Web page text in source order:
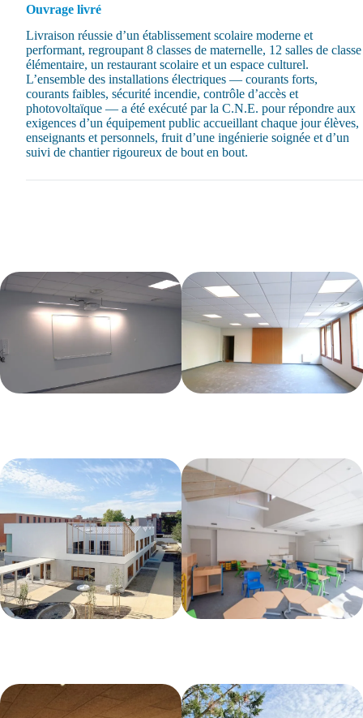
Ouvrage livré
Livraison réussie d’un établissement scolaire moderne et
performant, regroupant 8 classes de maternelle, 12 salles de classe
élémentaire, un restaurant scolaire et un espace culturel.
L’ensemble des installations électriques — courants forts,
courants faibles, sécurité incendie, contrôle d’accès et
photovoltaïque — a été exécuté par la C.N.E. pour répondre aux
exigences d’un équipement public accueillant chaque jour élèves,
enseignants et personnels, fruit d’une ingénierie soignée et d’un
suivi de chantier rigoureux de bout en bout.